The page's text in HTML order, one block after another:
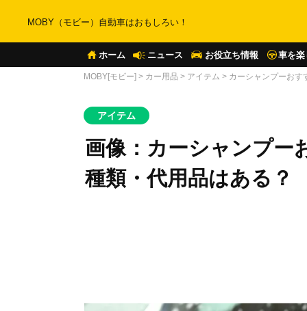
MOBY（モビー）自動車はおもしろい！
ホーム ニュース お役立ち情報 車を楽
MOBY[モビー] > カー用品 > アイテム > カーシャンプーおす
アイテム
画像：カーシャンプー
種類・代用品はある？